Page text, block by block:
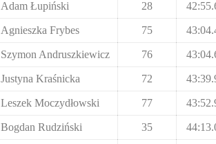
Adam Łupiński 28
Agnieszka Frybes 75
Szymon Andruszkiewicz 76
Justyna Kraśnicka 72
Leszek Moczydłowski 77
Bogdan Rudziński 35